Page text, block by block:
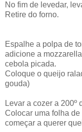
No fim de levedar,
Retire do forno.
Espalhe a polpa de
adicione a
cebola picada.
Coloque o queijo
gouda)
Levar a cozer a 200º
Colocar uma folha
começar a querer